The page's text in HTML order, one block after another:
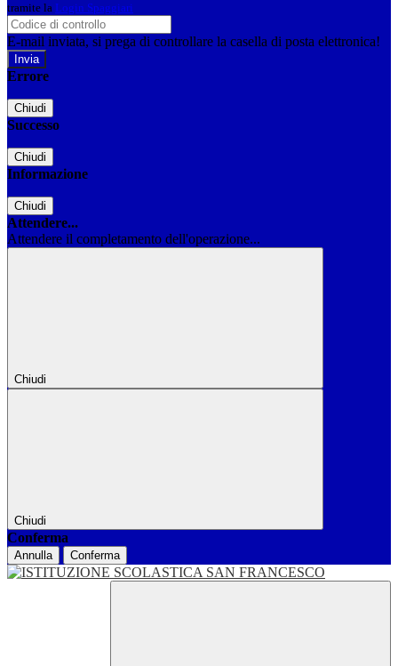
tramite la Login Spaggiari
E-mail inviata, si prega di controllare la casella di posta elettronica!
Errore
Chiudi
Successo
Chiudi
Informazione
Chiudi
Attendere...
Attendere il completamento dell'operazione...
Chiudi
Chiudi
Conferma
Annulla Conferma